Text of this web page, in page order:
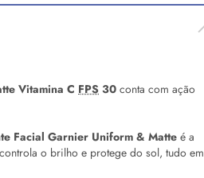
Vitamina C FPS 30 conta com ação
Facial Garnier Uniform & Matteé a
o brilho e protege do sol, tudo em